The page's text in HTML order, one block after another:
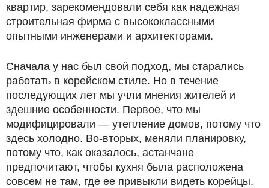
квартир, зарекомендовали себя как надежная
строительная фирма с высококлассными
опытными инженерами и архитекторами.
Сначала у нас был свой подход, мы старались
работать в корейском стиле. Но в течение
последующих лет мы учли мнения жителей и
здешние особенности. Первое, что мы
модифицировали — утепление домов, потому что
здесь холодно. Во-вторых, меняли планировку,
потому что, как оказалось, астанчане
предпочитают, чтобы кухня была расположена
совсем не там, где ее привыкли видеть корейцы.